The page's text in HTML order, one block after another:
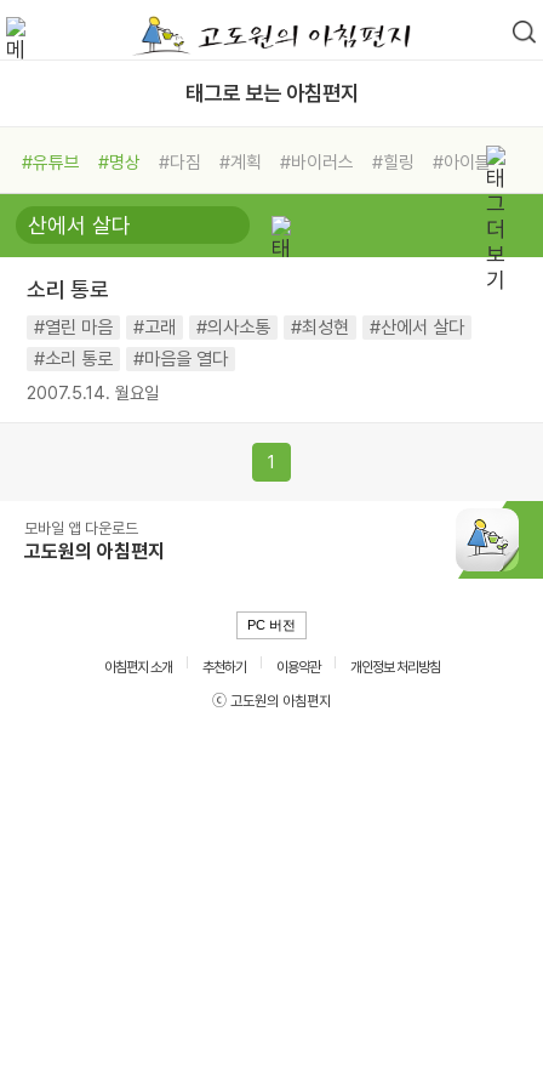
태그로 보는 아침편지
#유튜브 #명상 #다짐 #계획 #바이러스 #힐링
#아이들
#비전캠프
#독서캠프 #삶
#희망
#나눔 #친구 #링컨학교
#독서
#건강
소리 통로
#열린 마음 #고래 #의사소통 #최성현
#산에서 살다
#소리 통로
#마음을 열다
2007.5.14. 월요일
1
모바일 앱 다운로드
고도원의 아침편지
PC 버전
아침편지 소개 추천하기 이용약관
개인정보 처리방침
ⓒ 고도원의 아침편지